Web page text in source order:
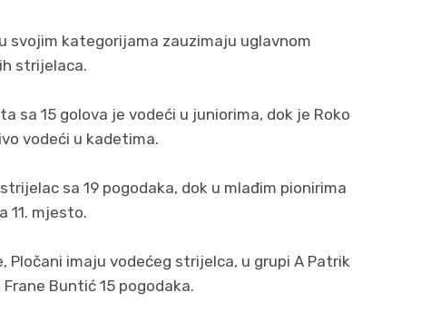
svojim kategorijama zauzimaju uglavnom
strijelaca.
sa 15 golova je vodeći u juniorima, dok je Roko
vodeći u kadetima.
sa 19 pogodaka, dok u mlađim pionirima
11. mjesto.
Pločani imaju vodećeg strijelca, u grupi A Patrik
Buntić 15 pogodaka.